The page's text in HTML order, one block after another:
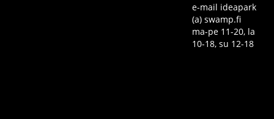
e-mail ideapark
(a) swamp.fi
ma-pe 11-20, la
10-18, su 12-18